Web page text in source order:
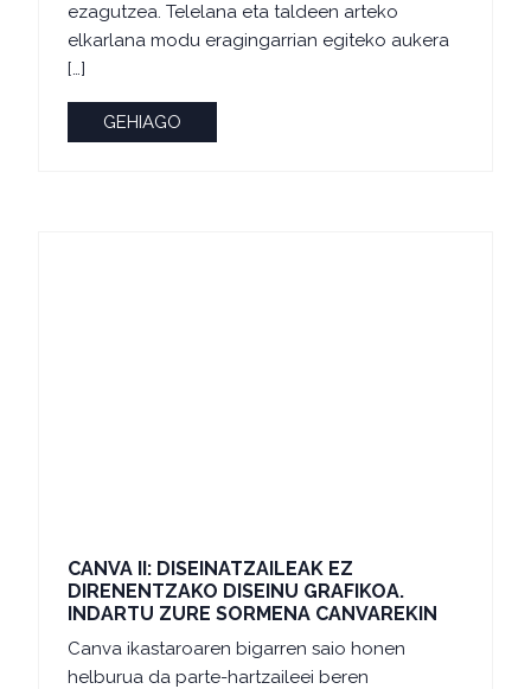
ezagutzea. Telelana eta taldeen arteko
elkarlana modu eragingarrian egiteko aukera
[…]
GEHIAGO
CANVA II: DISEINATZAILEAK EZ
DIRENENTZAKO DISEINU GRAFIKOA.
INDARTU ZURE SORMENA CANVAREKIN
Canva ikastaroaren bigarren saio honen
helburua da parte-hartzaileei beren